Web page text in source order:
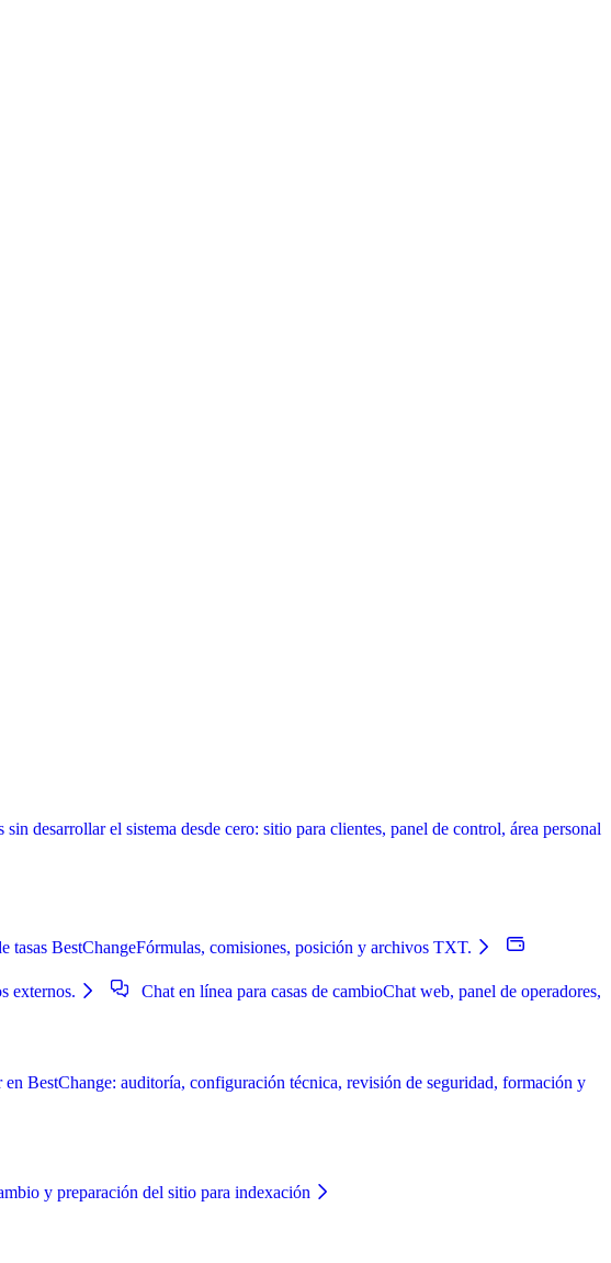
desarrollar el sistema desde cero: sitio para clientes, panel de control, área personal
tasas BestChangeFórmulas, comisiones, posición y archivos TXT.
externos. Chat en línea para casas de cambioChat web, panel de operadores,
BestChange: auditoría, configuración técnica, revisión de seguridad, formación y
y preparación del sitio para indexación